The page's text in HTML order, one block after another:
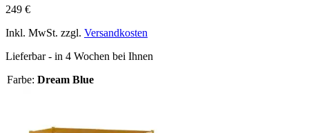
249 €
Inkl. MwSt. zzgl. Versandkosten
Lieferbar - in 4 Wochen bei Ihnen
Farbe: Dream Blue